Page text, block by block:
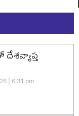
దేశవ్యాప్త
6:31 pm